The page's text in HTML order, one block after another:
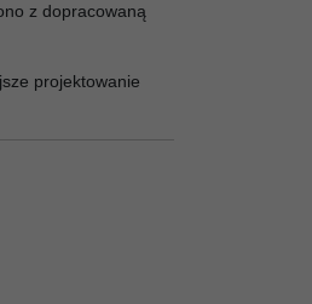
z dopracowaną
projektowanie